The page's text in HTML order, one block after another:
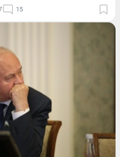
15